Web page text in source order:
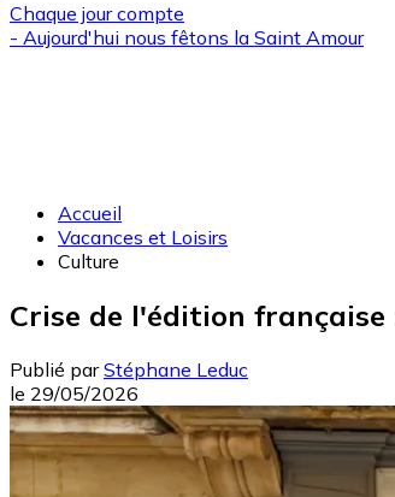
Chaque jour compte
- Aujourd'hui nous fêtons la Saint Amour
Accueil
Vacances et Loisirs
Culture
Crise de l'édition française
Publié par Stéphane Leduc
le 29/05/2026